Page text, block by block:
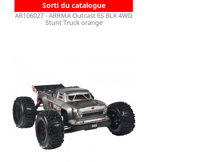
Sorti du catalogue
AR106027 - ARRMA Outcast 6S BLX 4WD
Stunt Truck orange